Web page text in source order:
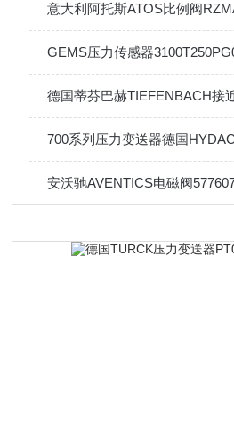
GEMS压力传感器
安沃驰AVENTICS电磁阀